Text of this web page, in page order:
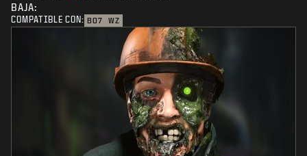
BAJA:
COMPATIBLE CON: BO7 WZ